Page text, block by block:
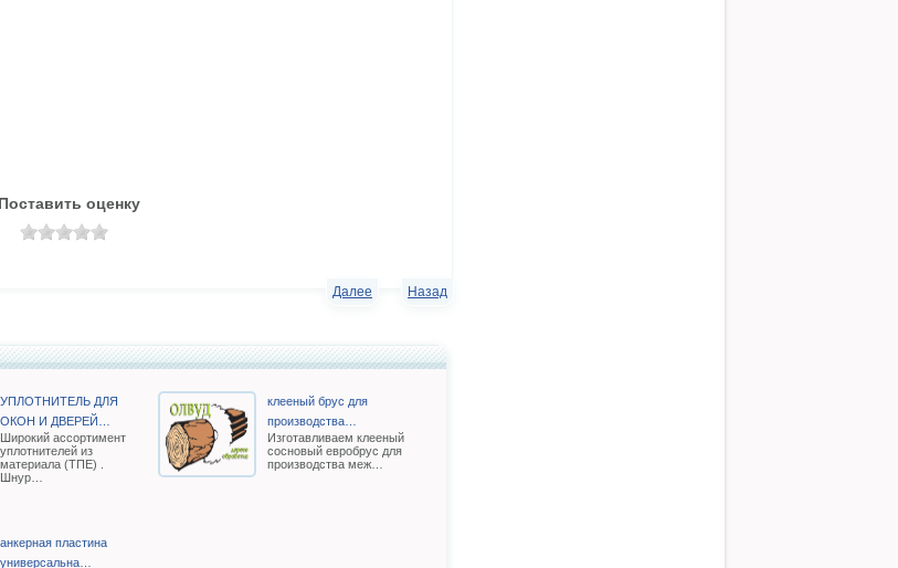
Поставить оценку
Назад
Далее
УПЛОТНИТЕЛЬ ДЛЯ
ОКОН И ДВЕРЕЙ…
Широкий ассортимент
уплотнителей из
материала (ТПЕ) .
Шнур…
клееный брус для
производства…
Изготавливаем клееный
сосновый евробрус для
производства меж…
анкерная пластина
универсальна…